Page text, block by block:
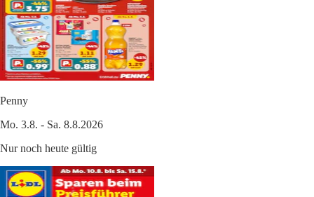
Penny
Mo. 3.8. - Sa. 8.8.2026
Nur noch heute gültig